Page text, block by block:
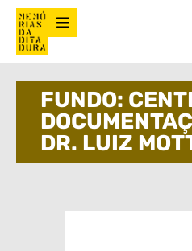
FUNDO:
DR. LUIZ